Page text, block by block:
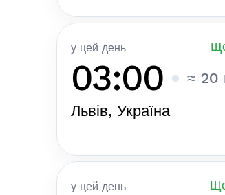
у цей день
03:00 ≈ 20
Львів, Україна
у цей день